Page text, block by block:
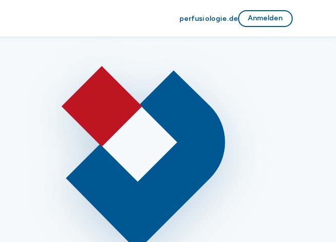
perfusiologie.de Anmelden